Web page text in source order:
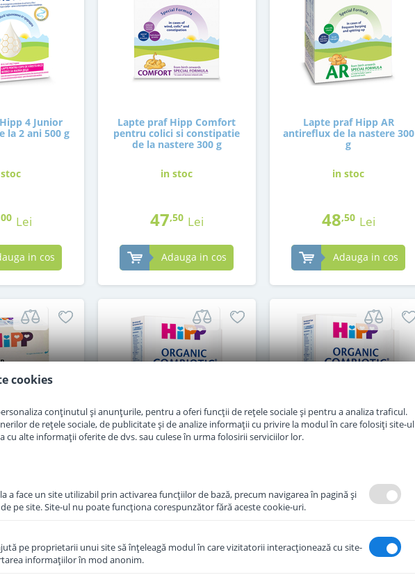
4 Junior
la 2 ani 500 g
Lei
in cos
Lapte praf Hipp Comfort
pentru colici si constipatie
de la nastere 300 g
in stoc
47,50 Lei
Adauga in cos
Lapte praf Hipp AR
antireflux de la nastere 300
g
in stoc
48,50 Lei
Adauga in cos
3 Junior
1 an 500 g
Lapte praf Hipp 1 Organic
Combiotic de la nastere 300
in stoc
Lapte praf Hipp 2 Organic
Combiotic de la 6 luni 300 g
in stoc
cookies
conținutul și anunțurile, pentru a oferi funcții de rețele sociale și pentru a analiza traficul.
de rețele sociale, de publicitate și de analize informații cu privire la modul în care folosiți site-ul
cu alte informații oferite de dvs. sau culese în urma folosirii serviciilor lor.
a face un site utilizabil prin activarea funcţiilor de bază, precum navigarea în pagină şi
pe site. Site-ul nu poate funcţiona corespunzător fără aceste cookie-uri.
pe proprietarii unui site să înţeleagă modul în care vizitatorii interacţionează cu site-
informaţiilor în mod anonim.